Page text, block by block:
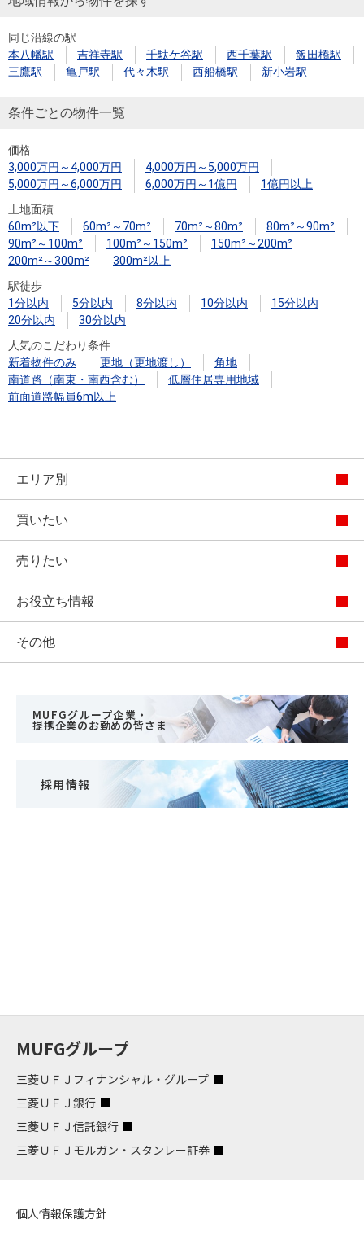
購入向け
サービス
住宅ロー
ンシミュ
住まい1プ
ラス（お
暮らしの
税金の本
（電子ブ
ック）
ド
住まいと
暮らしの
税金の本
売却ガイ
ド
同じ沿線の駅
本八幡駅
吉祥寺駅 千駄ケ谷駅 西千葉駅
飯田橋駅
三鷹駅
亀戸駅 代々木駅 西船橋駅 新小岩駅
条件ごとの物件一覧
価格
3,000万円～4,000万円
4,000万円～5,000万円
5,000万円～6,000万円
6,000万円～1億円
1億円以上
土地面積
60m²以下
60m²～70m² 70m²～80m²
80m²～90m²
90m²～100m²
100m²～150m²
150m²～200m²
200m²～300m²
300m²以上
駅徒歩
1分以内
5分以内 8分以内 10分以内
15分以内
20分以内
30分以内
人気のこだわり条件
新着物件のみ
更地（更地渡し）
角地
南道路（南東・南西含む）
低層住居専用地域
前面道路幅員6m以上
エリア別
買いたい
売りたい
お役立ち情報
その他
MUFGグループ企業・
提携企業のお勤めの皆さま
採用情報
MUFGグループ
三菱ＵＦＪフィナンシャル・グループ
三菱ＵＦＪ銀行
三菱ＵＦＪ信託銀行
三菱ＵＦＪモルガン・スタンレー証券
個人情報保護方針